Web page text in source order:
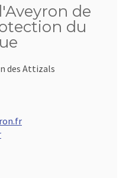
de
du
des Attizals